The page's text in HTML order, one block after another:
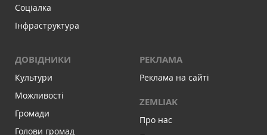
Соціалка
Інфраструктура
ДОВІДНИКИ
Культури
Можливості
Громади
Голови громад
РЕКЛАМА
Реклама на сайті
ZEMLIAK
Про нас